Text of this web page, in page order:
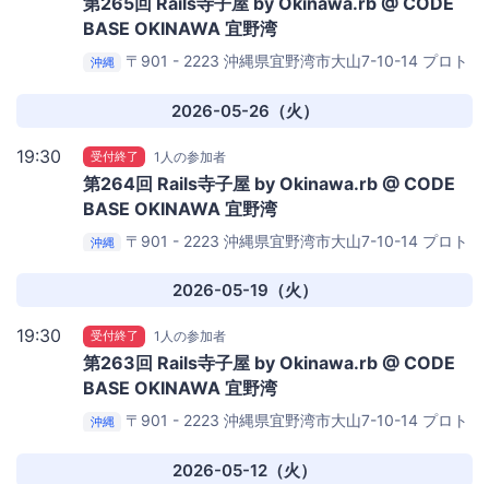
BASE OKINAWA 宜野湾
沖縄
〒901 - 2223 沖縄県宜野湾市大山7-10-14 プロト
2026-05-26（火）
19:30 受付終了 1人の参加者
第264回 Rails寺子屋 by Okinawa.rb @ CODE
BASE OKINAWA 宜野湾
沖縄
〒901 - 2223 沖縄県宜野湾市大山7-10-14 プロト
2026-05-19（火）
19:30 受付終了 1人の参加者
第263回 Rails寺子屋 by Okinawa.rb @ CODE
BASE OKINAWA 宜野湾
沖縄
〒901 - 2223 沖縄県宜野湾市大山7-10-14 プロト
2026-05-12（火）